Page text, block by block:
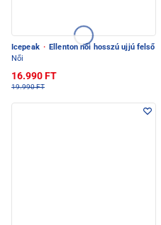
Icepeak · Ellenton női hosszú ujjú felső
Női
16.990 FT
19.990 FT